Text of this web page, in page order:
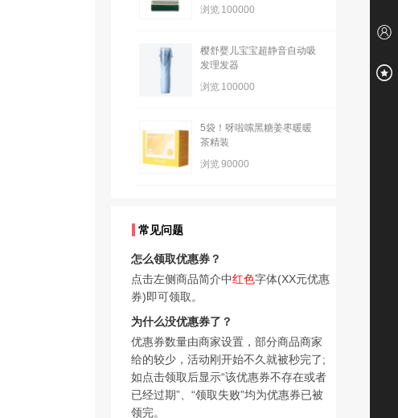
浏览 100000
樱舒婴儿宝宝超静音自动吸
发理发器
浏览 100000
5袋！呀啦嗦黑糖姜枣暖暖
茶精装
浏览90000
常见问题
怎么领取优惠券？
点击左侧商品简介中红色字体(XX元优惠
券)即可领取。
为什么没优惠券了？
优惠券数量由商家设置，部分商品商家
给的较少，活动刚开始不久就被秒完了;
如点击领取后显示“该优惠券不存在或者
已经过期”、“领取失败”均为优惠券已被
领完。